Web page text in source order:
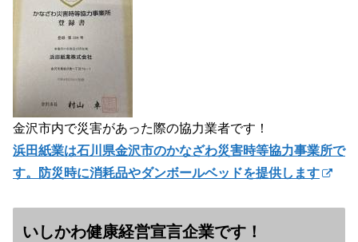
金沢市内で災害があった際の協力業者です！
浜田紙業は石川県金沢市のかなざわ災害時等協力事業所で
す。防災時に消耗品やダンボールベッドを提供します
いしかわ健康経営宣言企業です！